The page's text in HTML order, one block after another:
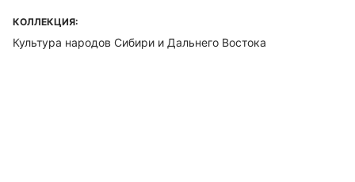
КОЛЛЕКЦИЯ:
Культура народов Сибири и Дальнего Востока